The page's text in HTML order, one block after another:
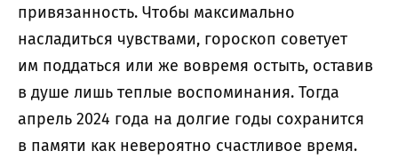
привязанность. Чтобы максимально
насладиться чувствами, гороскоп советует
им поддаться или же вовремя остыть, оставив
в душе лишь теплые воспоминания. Тогда
апрель 2024 года на долгие годы сохранится
в памяти как невероятно счастливое время.